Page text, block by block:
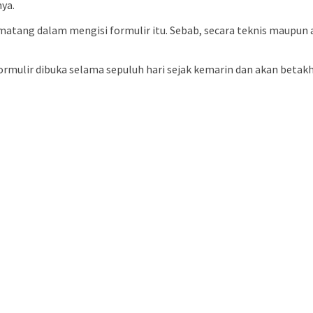
dalam mengisi formulir itu. Sebab, secara teknis
dibuka selama sepuluh hari sejak kemarin dan akan